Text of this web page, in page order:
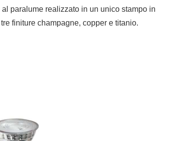
paralume realizzato in un unico stampo in
finiture champagne, copper e titanio.